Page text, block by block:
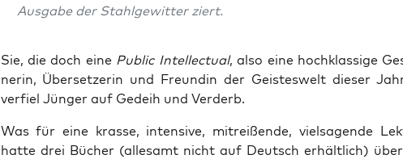
Aus­ga­be der Stahl­ge­wit­ter ziert.
Sie, die doch eine Public Intellec­tu­al, also eine hoch­klas­si­ge
ne­rin, Über­set­ze­rin und Freun­din der Geis­tes­welt die­ser
ver­fiel Jün­ger auf Gedeih und Verderb.
Was für eine kras­se, inten­si­ve, mit­rei­ßen­de, viel­sa­gen­de
hat­te drei Bücher (alle­samt nicht auf Deutsch erhält­lich)